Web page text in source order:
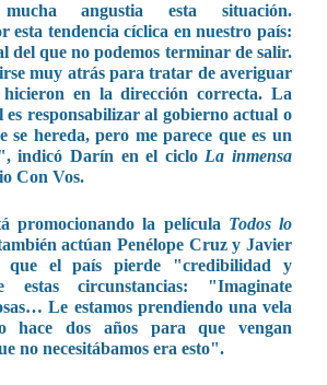
angustia esta situación.
esta tendencia cíclica en nuestro país:
del que no podemos terminar de salir.
muy atrás para tratar de averiguar
hicieron en la dirección correcta. La
responsabilizar al gobierno actual o
se hereda, pero me parece que es un
indicó Darín en el ciclo La inmensa
Con Vos.
promocionando la película Todos lo
actúan Penélope Cruz y Javier
que el país pierde "credibilidad y
estas circunstancias: "Imaginate
Le estamos prendiendo una vela
hace dos años para que vengan
no necesitábamos era esto".